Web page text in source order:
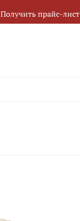
Получить прайс-лист